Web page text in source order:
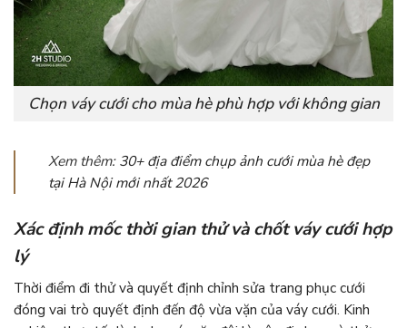
Chọn váy cưới cho mùa hè phù hợp với không gian
Xem thêm:30+ địa điểm chụp ảnh cưới mùa hè đẹp
tại Hà Nội mới nhất 2026
Xác định mốc thời gian thử và chốt váy cưới hợp
lý
Thời điểm đi thử và quyết định chỉnh sửa trang phục cưới
đóng vai trò quyết định đến độ vừa vặn của váy cưới. Kinh